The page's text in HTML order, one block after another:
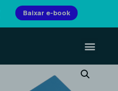
Baixar e-book